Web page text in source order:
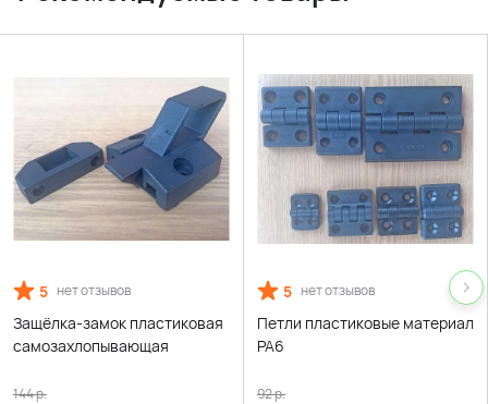
5 нет отзывов
Защёлка-замок пластиковая
самозахлопывающая
144р.
5 нет отзывов
Петли пластиковые материал
PA6
92р.